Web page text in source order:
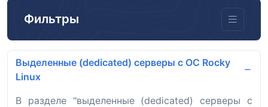
Фильтры
Выделенные (dedicated) серверы с ОС Rocky
Linux
В разделе "выделенные (dedicated) серверы с